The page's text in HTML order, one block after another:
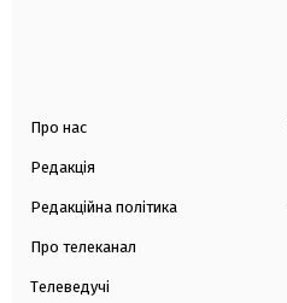
Про нас
Редакція
Редакційна політика
Про телеканал
Телеведучі